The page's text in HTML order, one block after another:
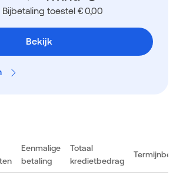
Bijbetaling toestel € 0,00
Bekijk
Eenmalige
betaling
Totaal
kredietbedrag